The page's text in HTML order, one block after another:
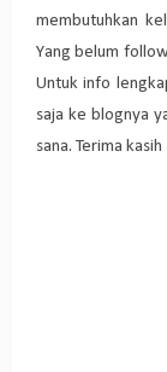
membutuhkan
Yang belum
Untuk info
saja ke blognya
sana. Terima